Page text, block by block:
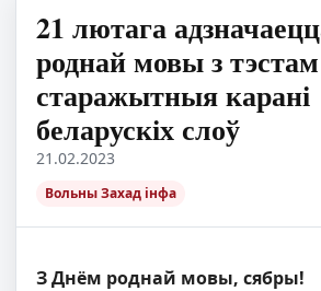
21 лютага
роднай мовы з
старажытныя карані
беларускіх слоў
21.02.2023
Вольны Захад інфа
З Днём роднай мовы, сябры!